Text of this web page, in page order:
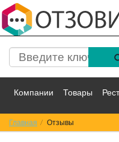
Компании Товары
Спорт Фильмы
Главная Отзывы